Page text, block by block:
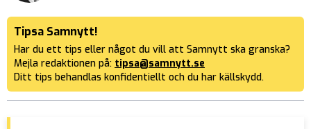
Tipsa Samnytt!
Har du ett tips eller något du vill att Samnytt ska granska?
Mejla redaktionen på: tipsa@samnytt.se
Ditt tips behandlas konfidentiellt och du har källskydd.